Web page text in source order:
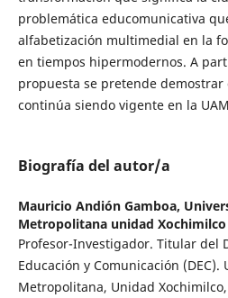
problemática educomunicativa
alfabetización multimedial en la
en tiempos hipermodernos. A
propuesta se pretende
continúa siendo vigente en la
Biografía del autor/a
Mauricio Andión Gamboa,
Metropolitana unidad Xochimilco
Profesor-Investigador. Titular del
Educación y Comunicación
Metropolitana, Unidad